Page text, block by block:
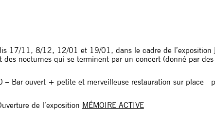
17/11, 8/12, 12/01 et 19/01, dans le cadre de l’exposition
des nocturnes qui se terminent par un concert (donné par
– Bar ouvert + petite et merveilleuse restauration sur place
de l’exposition MÉMOIRE ACTIVE